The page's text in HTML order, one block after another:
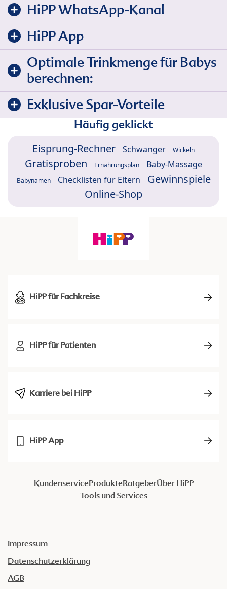
HiPP WhatsApp-Kanal
HiPP App
Optimale Trinkmenge für Babys
berechnen:
Exklusive Spar-Vorteile
Häufig geklickt
Eisprung-Rechner Schwanger Wickeln
Gratisproben Ernährungsplan Baby-Massage
Babynamen Checklisten für Eltern
Gewinnspiele
Online-Shop
HiPP für Fachkreise
HiPP für Patienten
Karriere bei HiPP
HiPP App
KundenserviceProdukteRatgeberÜber HiPP
Tools und Services
Impressum
Datenschutzerklärung
AGB